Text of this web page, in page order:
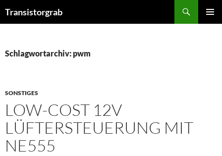
Inhalt
Transistorgrab
Schlagwortarchiv: pwm
SONSTIGES
LOW-COST 12V
LÜFTERSTEUERUNG MIT
NE555